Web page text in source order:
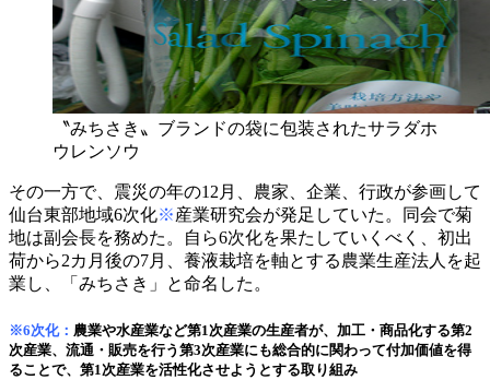
〝みちさき〟ブランドの袋に包装されたサラダホ
ウレンソウ
その一方で、震災の年の12月、農家、企業、行政が参画して
仙台東部地域6次化※産業研究会が発足していた。同会で菊
地は副会長を務めた。自ら6次化を果たしていくべく、初出
荷から2カ月後の7月、養液栽培を軸とする農業生産法人を起
業し、「みちさき」と命名した。
※6次化： 農業や水産業など第1次産業の生産者が、加工・商品化する第2
次産業、流通・販売を行う第3次産業にも総合的に関わって付加価値を得
ることで、第1次産業を活性化させようとする取り組み